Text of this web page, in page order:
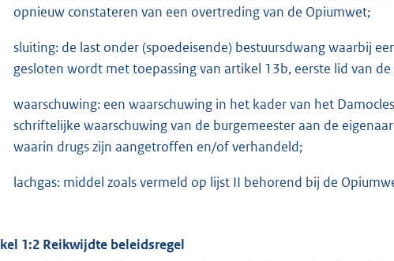
opnieuw constateren van een overtreding van de Opiumwet;
sluiting: de last onder (spoedeisende) bestuursdwang waarbij
gesloten wordt met toepassing van artikel 13b, eerste lid van
waarschuwing: een waarschuwing in het kader van het
schriftelijke waarschuwing van de burgemeester aan de
waarin drugs zijn aangetroffen en/of verhandeld;
lachgas: middel zoals vermeld op lijst II behorend bij de
1:2 Reikwijdte beleidsregel